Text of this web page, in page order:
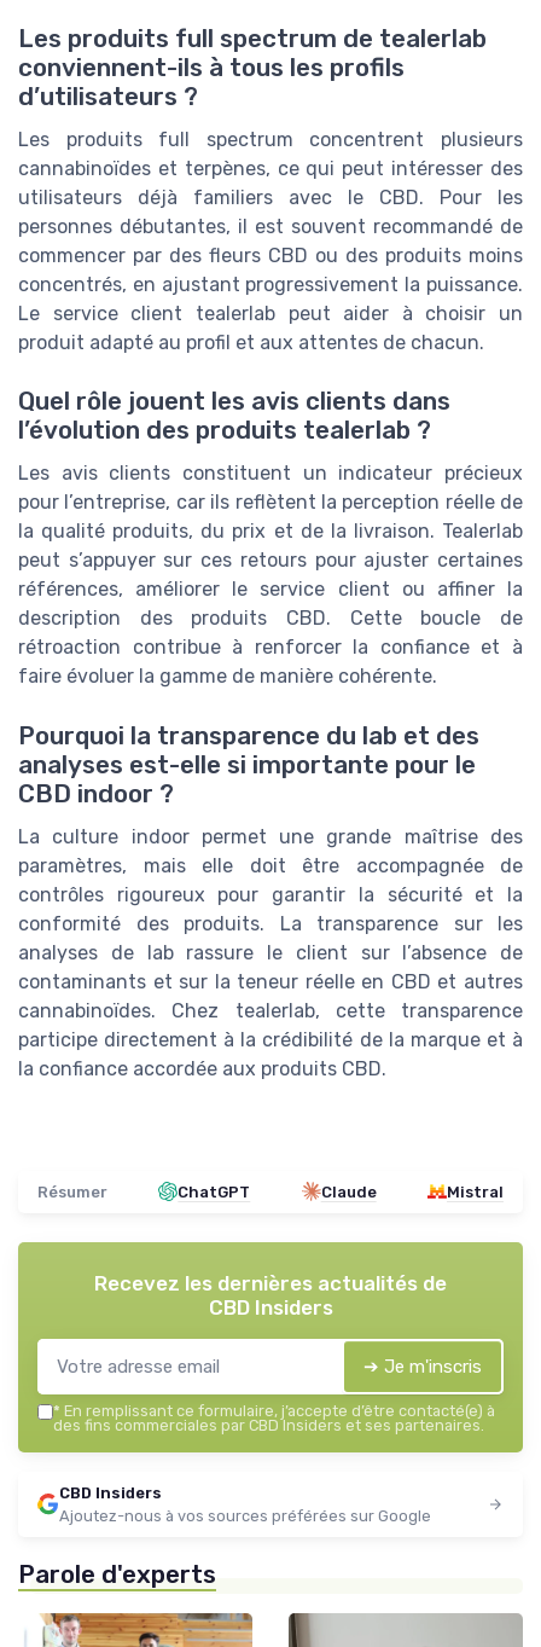
Les produits full spectrum de tealerlab
conviennent-ils à tous les profils
d’utilisateurs ?
Les produits full spectrum concentrent plusieurs
cannabinoïdes et terpènes, ce qui peut intéresser des
utilisateurs déjà familiers avec le CBD. Pour les
personnes débutantes, il est souvent recommandé de
commencer par des fleurs CBD ou des produits moins
concentrés, en ajustant progressivement la puissance.
Le service client tealerlab peut aider à choisir un
produit adapté au profil et aux attentes de chacun.
Quel rôle jouent les avis clients dans
l’évolution des produits tealerlab ?
Les avis clients constituent un indicateur précieux
pour l’entreprise, car ils reflètent la perception réelle de
la qualité produits, du prix et de la livraison. Tealerlab
peut s’appuyer sur ces retours pour ajuster certaines
références, améliorer le service client ou affiner la
description des produits CBD. Cette boucle de
rétroaction contribue à renforcer la confiance et à
faire évoluer la gamme de manière cohérente.
Pourquoi la transparence du lab et des
analyses est-elle si importante pour le
CBD indoor ?
La culture indoor permet une grande maîtrise des
paramètres, mais elle doit être accompagnée de
contrôles rigoureux pour garantir la sécurité et la
conformité des produits. La transparence sur les
analyses de lab rassure le client sur l’absence de
contaminants et sur la teneur réelle en CBD et autres
cannabinoïdes. Chez tealerlab, cette transparence
participe directement à la crédibilité de la marque et à
la confiance accordée aux produits CBD.
Résumer ChatGPT Claude Mistral
Recevez les dernières actualités de
CBD Insiders
➔ Je m'inscris
* En remplissant ce formulaire, j’accepte d’être contacté(e) à
des fins commerciales par CBD Insiders et ses partenaires.
CBD Insiders
Ajoutez-nous à vos sources préférées sur Google
Parole d'experts